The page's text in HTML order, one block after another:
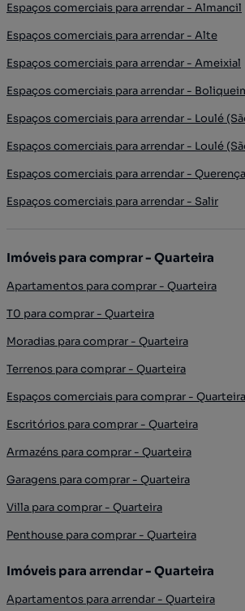
Espaços comerciais para arrendar - Almancil
Espaços comerciais para arrendar - Alte
Espaços comerciais para arrendar - Ameixial
Espaços comerciais para arrendar -
Espaços comerciais para arrendar - Loulé
Espaços comerciais para arrendar - Loulé
Espaços comerciais para arrendar -
Espaços comerciais para arrendar - Salir
Imóveis para comprar - Quarteira
Apartamentos para comprar - Quarteira
T0 para comprar - Quarteira
Moradias para comprar - Quarteira
Terrenos para comprar - Quarteira
Espaços comerciais para comprar - Quarteira
Escritórios para comprar - Quarteira
Armazéns para comprar - Quarteira
Garagens para comprar - Quarteira
Villa para comprar - Quarteira
Penthouse para comprar - Quarteira
Imóveis para arrendar - Quarteira
Apartamentos para arrendar - Quarteira